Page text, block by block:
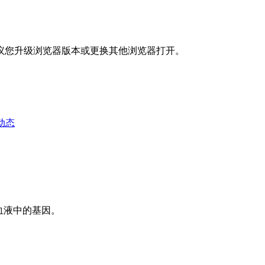
升级浏览器版本或更换其他浏览器打开。
态
中的基因。